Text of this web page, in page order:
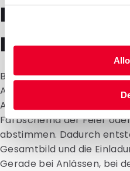
Farbige
Hochzeiten
Bei Hochzeiten,
Anlässen sorgen farbige
Atmosphäre. Sie können
Farbschema der Feier
abstimmen. Dadurch
Gesamtbild und die
Gerade bei Anlässen, bei